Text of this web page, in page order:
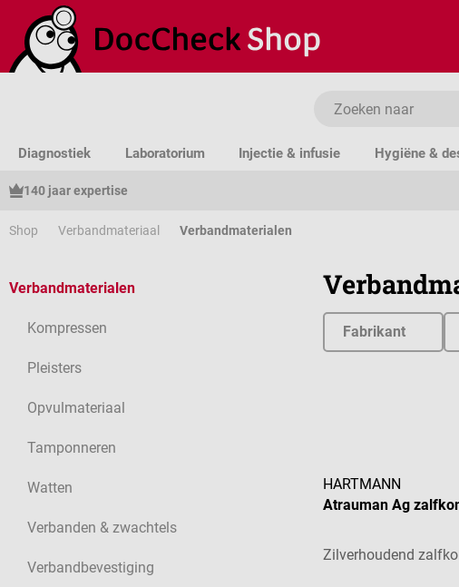
naar de hoofdinhoud
Ga naar de zoekopdracht
Ga naar de hoofdnavigatie
Diagnostiek Laboratorium Injectie & infusie Hygiëne &
140 jaar expertise
Shop Verbandmateriaal Verbandmaterialen
Verbandmaterialen
Kompressen
Pleisters
Opvulmateriaal
Tamponneren
Watten
Verbanden & zwachtels
Verbandbevestiging
Fabrikant
HARTMANN
Atrauman Ag
Zilverhoudend